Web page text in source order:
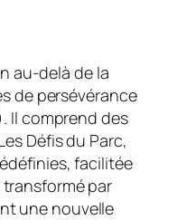
au-delà de la
de persévérance
Il comprend des
Défis du Parc,
facilitée
transformé par
une nouvelle